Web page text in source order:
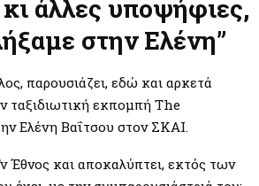
άλλες υποψήφιες,
στην Ελένη”
παρουσιάζει, εδώ και αρκετά
ταξιδιωτική εκπομπή The
Ελένη Βαΐτσου στον ΣΚΑΙ.
Έθνος και αποκαλύπτει, εκτός των